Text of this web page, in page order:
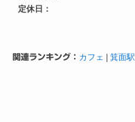
関連ランキング： カフェ | 箕面駅